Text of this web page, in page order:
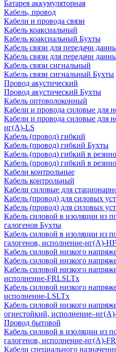
Батарея аккумуляторная
Кабель, провод
Кабели и провода связи
Кабель коаксиальный
Кабель коаксиальный Бухты
Кабель связи для передачи
Кабель связи для передачи
Кабель связи сигнальный
Кабель связи сигнальный Бухты
Провод акустический
Провод акустический Бухты
Кабель оптоволоконный
Кабели и провода силовые для
Кабели и провода силовые для
нг(А)-LS
Кабель (провод) гибкий
Кабель (провод) гибкий Бухты
Кабель (провод) гибкий в
Кабель (провод) гибкий в
Кабели контрольные
Кабель контрольный
Кабели силовые для
Кабель (провод) для силовых
Кабель (провод) для силовых
Кабель силовой в изоляции из
галогенов Бухты
Кабель силовой в изоляции из
галогенов, исполнение-нг(А)-HF
Кабель силовой низкого
Кабель силовой низкого
Кабель силовой низкого
исполнение-FRLSLTx
Кабель силовой низкого
исполнение-LSLTx
Кабель силовой низкого
огнестойкий,
Провод бытовой
Кабель силовой в изоляции из
галогенов, исполнение-нг(А)-
Кабели специального